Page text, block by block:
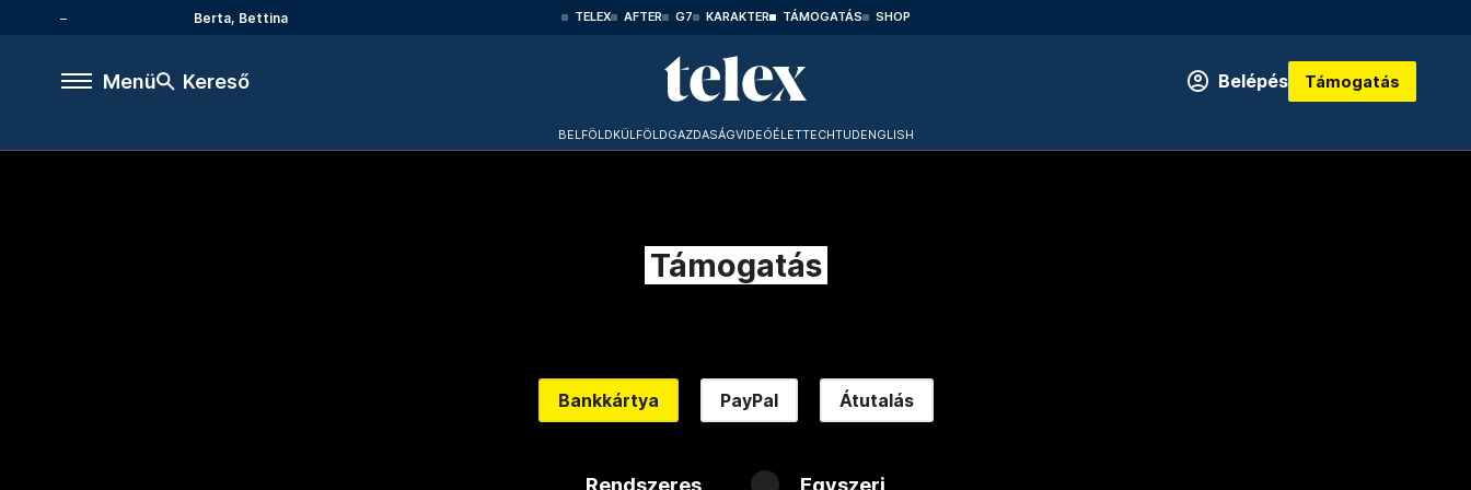
Berta, Bettina TELEX AFTER G7 KARAKTER TÁMOGATÁS SHOP
Menü Kereső Belépés Támogatás
BELFÖLDKÜLFÖLDGAZDASÁGVIDEÓÉLETTECHTUDENGLISH
Támogatás
Bankkártya PayPal Átutalás
Rendszeres Egyszeri